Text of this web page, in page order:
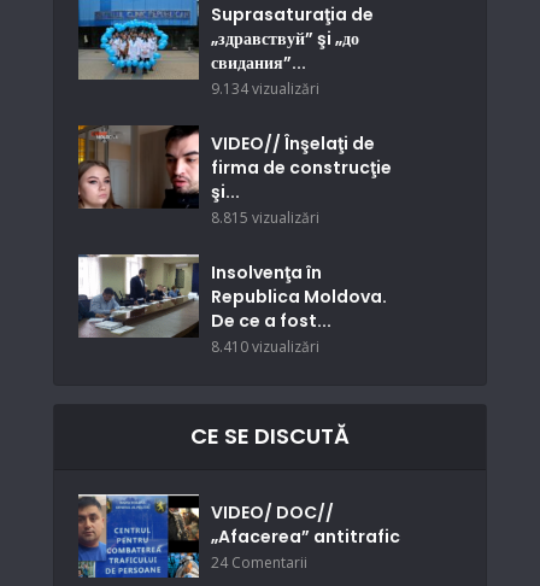
Suprasaturaţia de
„здравствуй” şi „до
свидания”...
9.134 vizualizări
VIDEO// Înşelaţi de
firma de construcţie
şi...
8.815 vizualizări
Insolvenţa în
Republica Moldova.
De ce a fost...
8.410 vizualizări
CE SE DISCUTĂ
VIDEO/ DOC//
„Afacerea” antitrafic
24 Comentarii